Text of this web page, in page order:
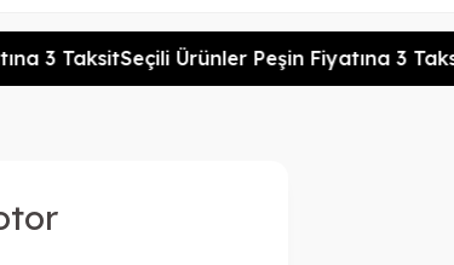
3 TaksitSeçili Ürünler Peşin Fiyatına 3